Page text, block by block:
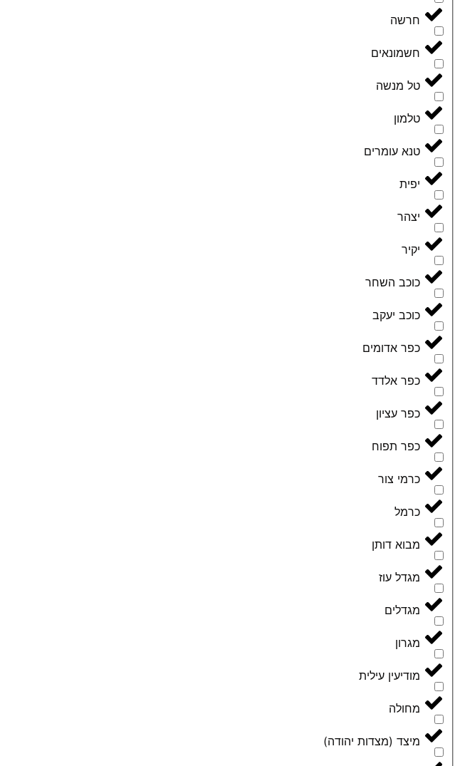
חרשה
חשמונאים
טל מנשה
טלמון
טנא עומרים
יפית
יצהר
יקיר
כוכב השחר
כוכב יעקב
כפר אדומים
כפר אלדד
כפר עציון
כפר תפוח
כרמי צור
כרמל
מבוא דותן
מגדל עוז
מגדלים
מגרון
מודיעין עילית
מחולה
מיצד (מצדות יהודה)